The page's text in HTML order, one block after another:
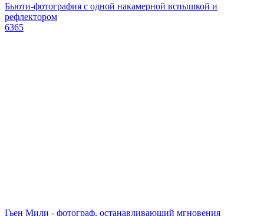
Бьюти-фотография с одной накамерной вспышкой и
рефлектором
6365
Гьен Мили - фотограф, останавливающий мгновения